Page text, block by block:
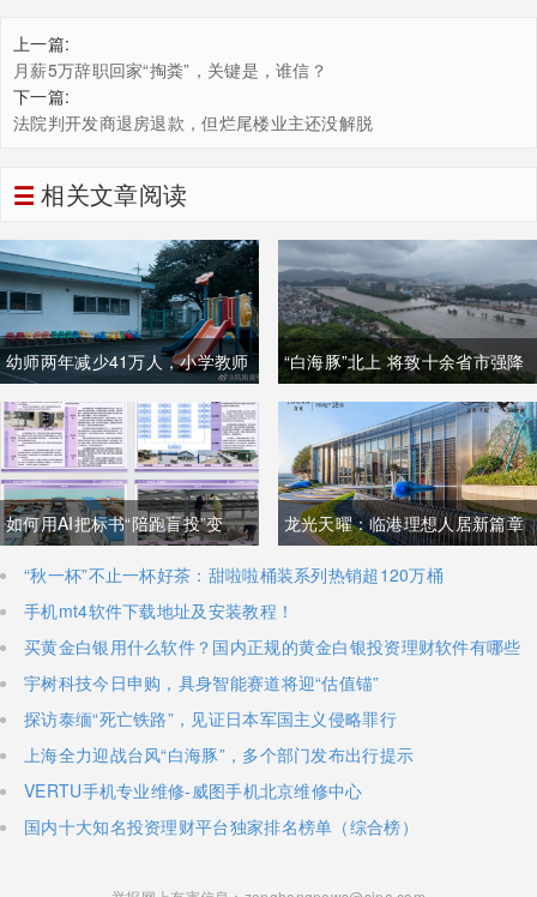
上一篇:
月薪5万辞职回家“掏粪”，关键是，谁信？
下一篇:
法院判开发商退房退款，但烂尾楼业主还没解脱
相关文章阅读
幼师两年减少41万人，小学教师
向城区流动
“白海豚”北上 将致十余省市强降
雨
如何用AI把标书“陪跑盲投”变
成“降维打击”，实现利润翻倍？
​龙光天曜：临港理想人居新篇章
​“秋一杯”不止一杯好茶：甜啦啦桶装系列热销超120万桶
手机mt4软件下载地址及安装教程！
买黄金白银用什么软件？国内正规的黄金白银投资理财软件有哪些
宇树科技今日申购，具身智能赛道将迎“估值锚”
探访泰缅“死亡铁路”，见证日本军国主义侵略罪行
上海全力迎战台风“白海豚”，多个部门发布出行提示
VERTU手机专业维修-威图手机北京维修中心
国内十大知名投资理财平台独家排名榜单（综合榜）